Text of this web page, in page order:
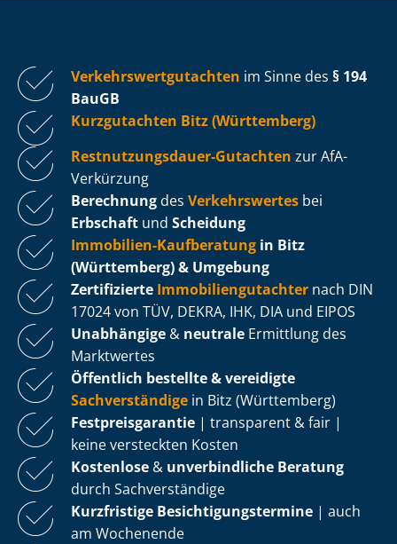
Ver­kehrs­wert­gut­ach­ten im Sinne des § 194
BauGB
Kurzgutachten Bitz (Württemberg)
Rest­nut­zungs­dau­er-Gutachten zur AfA-
Verkürzung
Berechnung des Verkehrswertes bei
Erbschaft und Scheidung
Immobilien-Kaufberatung in Bitz
(Württemberg) & Umgebung
Zertifizierte Im­mo­bi­li­en­gut­ach­ter nach DIN
17024 von TÜV, DEKRA, IHK, DIA und EIPOS
Unabhängige & neutrale Ermittlung des
Marktwertes
Öffentlich bestellte & vereidigte
Sachverständige in Bitz (Württemberg)
Fest­preis­ga­ran­tie | transparent & fair |
keine versteckten Kosten
Kostenlose & unverbindliche Beratung
durch Sachverständige
Kurzfristige Be­sich­ti­gungs­ter­mi­ne | auch
am Wochenende